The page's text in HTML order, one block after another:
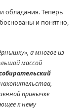
обладания. Теперь
и понятно,
а многое из
массой
привычке
к нему